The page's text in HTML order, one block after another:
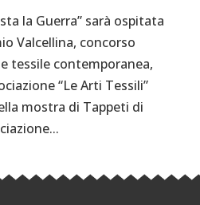
la Guerra” sarà ospitata
Valcellina, concorso
tessile contemporanea,
“Le Arti Tessili”
mostra di Tappeti di